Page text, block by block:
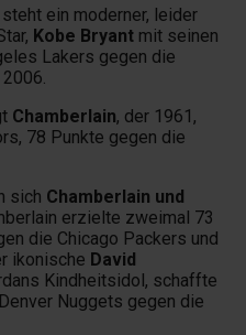
steht ein moderner, leider
Kobe Bryant mit seinen
Lakers gegen die
Chamberlain, der 1961,
78 Punkte gegen die
sich Chamberlain und
erzielte zweimal 73
die Chicago Packers und
ikonische David
Kindheitsidol, schaffte
Nuggets gegen die